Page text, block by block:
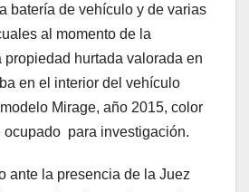
batería de vehículo y de varias
al momento de la
propiedad hurtada valorada en
en el interior del vehículo
Mirage, año 2015, color
ocupado para investigación.
ante la presencia de la Juez